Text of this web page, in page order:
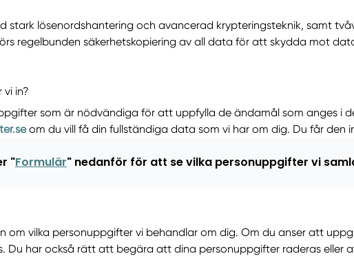
stark lösenordshantering och avancerad krypteringsteknik, samt
regelbunden säkerhetskopiering av all data för att skydda mot
in?
som är nödvändiga för att uppfylla de ändamål som anges i
om du vill få din fullständiga data som vi har om dig. Du får den
"Formulär" nedanför för att se vilka personuppgifter vi
om vilka personuppgifter vi behandlar om dig. Om du anser att
har också rätt att begära att dina personuppgifter raderas eller